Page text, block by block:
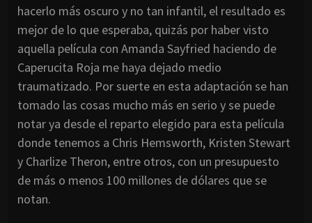
hacerlo más oscuro y no tan infantil, el resultado es
mejor de lo que esperaba, quizás por haber visto
aquella película con Amanda Sayfried haciendo de
Caperucita Roja me haya dejado medio
traumatizado. Por suerte en esta adaptación se han
tomado las cosas mucho más en serio y se puede
notar ya desde el reparto elegido para esta película
donde tenemos a Chris Hemsworth, Kristen Stewart
y Charlize Theron, entre otros, con un presupuesto
de más o menos 100 millones de dólares que se
notan.